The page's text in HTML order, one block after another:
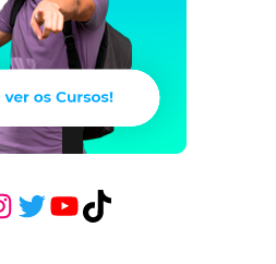
Twitter
YouTube
TikTok